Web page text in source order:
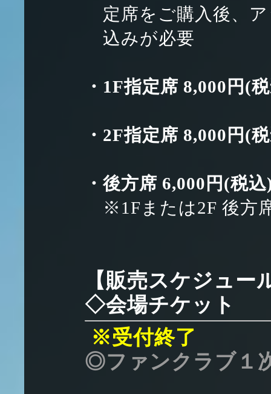
定席をご購入後、
込みが必要
・1F指定席 8,000円(
・2F指定席 8,000円(
・後方席 6,000円(税
※1Fまたは2F 後方
【販売スケジュー
◇会場チケット
※受付終了
◎ファンクラブ１